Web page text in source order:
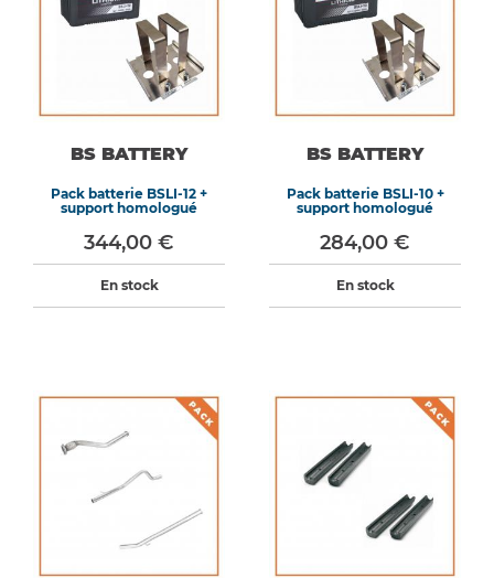
BS BATTERY
Pack batterie BSLI-12 +
support homologué
344,00 €
En stock
BS BATTERY
Pack batterie BSLI-10 +
support homologué
284,00 €
En stock